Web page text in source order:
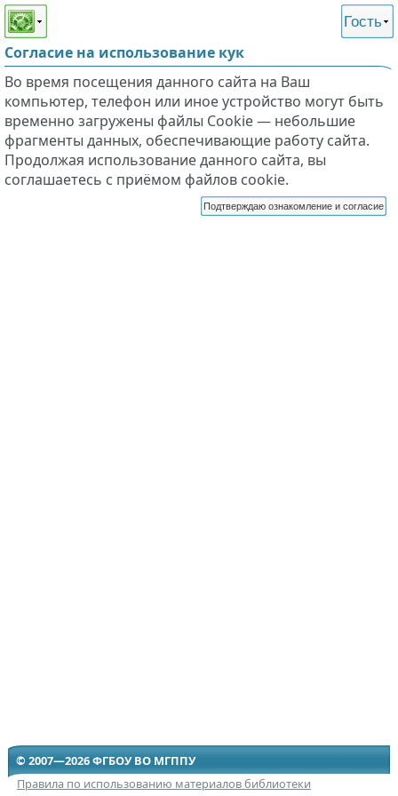
Этот сайт поддерживает
слабовидящих
Гость
Согласие на использование кук
Во время посещения данного сайта на Ваш
компьютер, телефон или иное устройство могут быть
временно загружены файлы Cookie — небольшие
фрагменты данных, обеспечивающие работу сайта.
Продолжая использование данного сайта, вы
соглашаетесь с приёмом файлов cookie.
Подтверждаю ознакомление и согласие
© 2007—2026 ФГБОУ ВО МГППУ
Правила по использованию материалов библиотеки